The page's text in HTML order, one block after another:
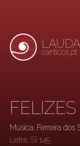
canticos.pt
Música: Ferreira dos
Letra: Sl 145